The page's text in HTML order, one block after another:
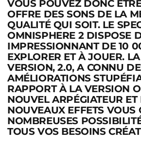
VOUS POUVEZ DONC
OFFRE DES SONS DE LA
QUALITÉ QUI SOIT. LE
OMNISPHERE 2 DISPOSE
IMPRESSIONNANT DE 10
EXPLORER ET À JOUER.
VERSION, 2.0, A CONNU
AMÉLIORATIONS
RAPPORT À LA VERSION
NOUVEL ARPÉGIATEUR ET
NOUVEAUX EFFETS VOUS
NOMBREUSES
TOUS VOS BESOINS